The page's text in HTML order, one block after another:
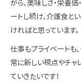
がら、美味しさ・栄養
ートし続け、介護食と
ければと思っています。
仕事もプライベートも
常に新しい視点やチャ
ていきたいです！